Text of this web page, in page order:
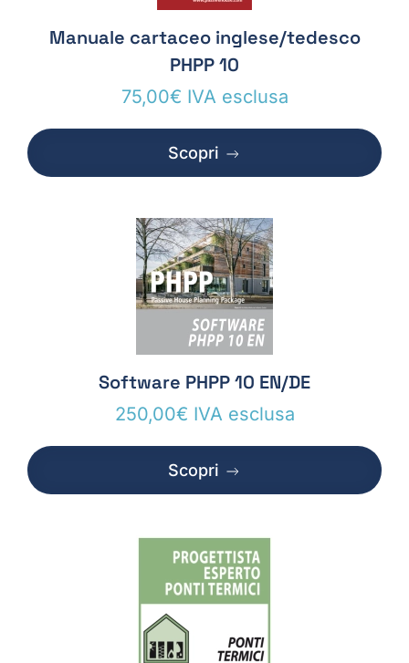
Manuale cartaceo inglese/tedesco
PHPP 10
75,00€ IVA esclusa
Scopri
Software PHPP 10 EN/DE
250,00€ IVA esclusa
Scopri